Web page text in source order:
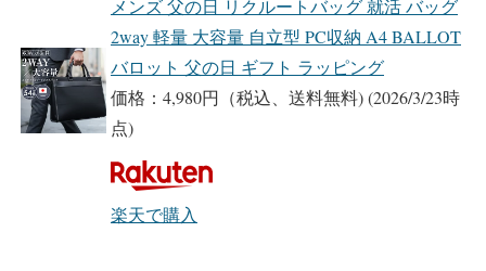
メンズ 父の日 リクルートバッグ 就活 バッグ
2way 軽量 大容量 自立型 PC収納 A4 BALLOT
バロット 父の日 ギフト ラッピング
価格：4,980円（税込、送料無料)(2026/3/23時
点)
楽天で購入